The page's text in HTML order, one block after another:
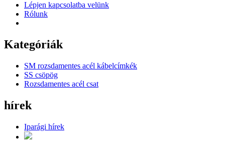
Lépjen kapcsolatba velünk
Rólunk
Kategóriák
SM rozsdamentes acél kábelcímkék
SS csöpög
Rozsdamentes acél csat
hírek
Iparági hírek